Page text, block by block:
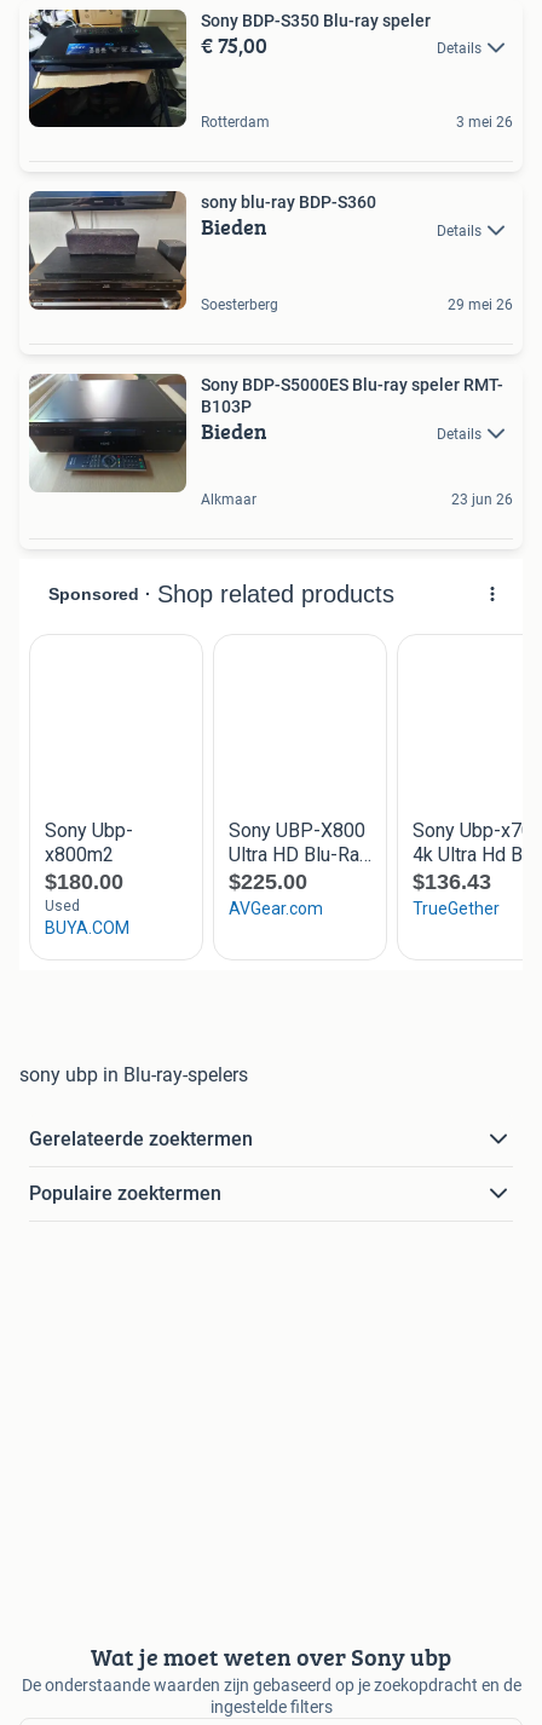
Sony BDP-S350 Blu-ray speler
€ 75,00 Details
Rotterdam 3 mei 26
sony blu-ray BDP-S360
Bieden Details
Soesterberg 29 mei 26
Sony BDP-S5000ES Blu-ray speler RMT-
B103P
Bieden Details
Alkmaar 23 jun 26
sony ubp in Blu-ray-spelers
Gerelateerde zoektermen
Populaire zoektermen
Wat je moet weten over Sony ubp
De onderstaande waarden zijn gebaseerd op je zoekopdracht en de
ingestelde filters